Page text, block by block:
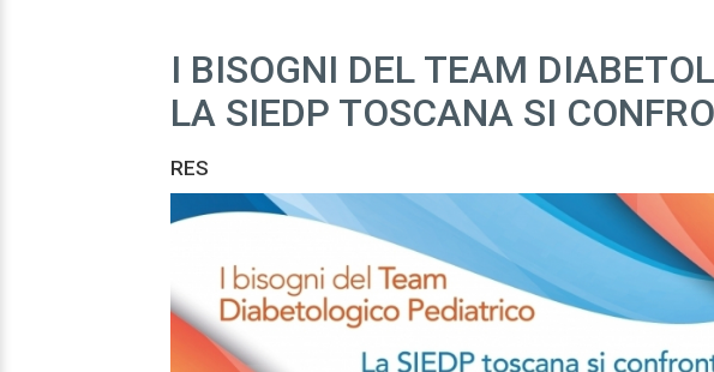
I BISOGNI DEL TEAM
LA SIEDP TOSCANA SI
RES